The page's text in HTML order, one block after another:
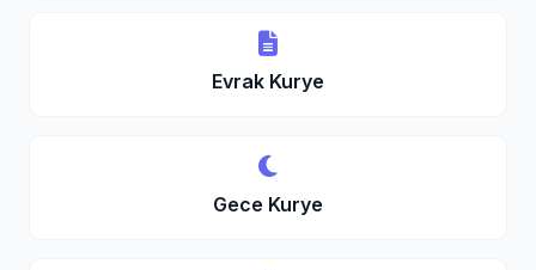
Evrak Kurye
Gece Kurye